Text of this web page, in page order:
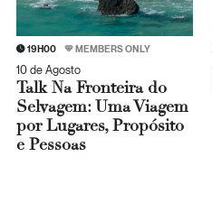
19H00 MEMBERS ONLY
10 de Agosto
Talk Na Fronteira do
Selvagem: Uma Viagem
por Lugares, Propósito
e Pessoas